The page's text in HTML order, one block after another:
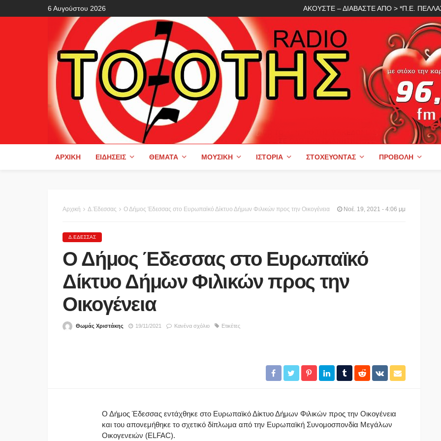
6 Αυγούστου 2026 ΑΚΟΥΣΤΕ – ΔΙΑΒΑΣΤΕ ΑΠΟ > *Π.Ε.
ΑΡΧΙΚΉ ΕΙΔΉΣΕΙΣ ΘΈΜΑΤΑ ΜΟΥΣΙΚΉ ΙΣΤΟΡΊΑ ΣΤΟΧΕΎΟΝΤΑΣ ΠΡΟΒΟΛΉ
Αρχική Δ.Έδεσσας Ο Δήμος Έδεσσας στο Ευρωπαϊκό Δίκτυο Δήμων Φιλικών προς την Οικογένεια Νοέ. 19, 2021 - 4:06 μμ
Δ.ΈΔΕΣΣΑΣ
Ο Δήμος Έδεσσας στο Ευρωπαϊκό
Δίκτυο Δήμων Φιλικών προς την
Οικογένεια
Θωμάς Χριστάκης 19/11/2021 Κανένα σχόλιο Ετικέτες
Ο Δήμος Έδεσσας εντάχθηκε στο Ευρωπαϊκό Δίκτυο Δήμων Φιλικών προς την Οικογένεια
και του απονεμήθηκε το σχετικό δίπλωμα από την Ευρωπαϊκή Συνομοσπονδία Μεγάλων
Οικογενειών (ELFAC).
Διονύση Σταμενίτη για τα σοβαρά
προβλήματα στις καλλιέργειες